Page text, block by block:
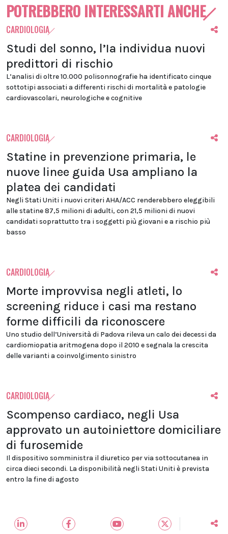
POTREBBERO INTERESSARTI ANCHE
CARDIOLOGIA
Studi del sonno, l’Ia individua nuovi
predittori di rischio
L’analisi di oltre 10.000 polisonnografie ha identificato cinque
sottotipi associati a differenti rischi di mortalità e patologie
cardiovascolari, neurologiche e cognitive
CARDIOLOGIA
Statine in prevenzione primaria, le
nuove linee guida Usa ampliano la
platea dei candidati
Negli Stati Uniti i nuovi criteri AHA/ACC renderebbero eleggibili
alle statine 87,5 milioni di adulti, con 21,5 milioni di nuovi
candidati soprattutto tra i soggetti più giovani e a rischio più
basso
CARDIOLOGIA
Morte improvvisa negli atleti, lo
screening riduce i casi ma restano
forme difficili da riconoscere
Uno studio dell’Università di Padova rileva un calo dei decessi da
cardiomiopatia aritmogena dopo il 2010 e segnala la crescita
delle varianti a coinvolgimento sinistro
CARDIOLOGIA
Scompenso cardiaco, negli Usa
approvato un autoiniettore domiciliare
di furosemide
Il dispositivo somministra il diuretico per via sottocutanea in
circa dieci secondi. La disponibilità negli Stati Uniti è prevista
entro la fine di agosto